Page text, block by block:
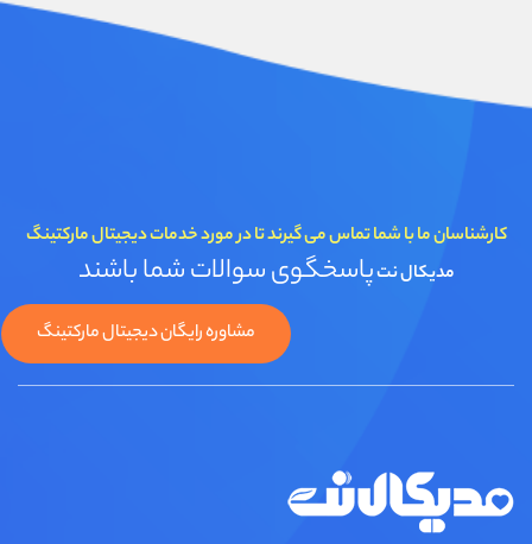
کارشناسان ما با شما تماس می گیرند تا در مورد خدمات دیجیتال مارکتینگ
مدیکال نتپاسخگوی سوالات شما باشند
مشاوره رایگان دیجیتال مارکتینگ